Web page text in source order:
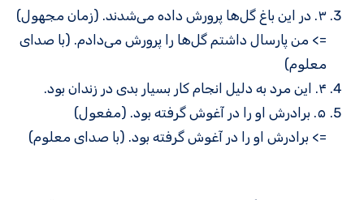
۳. در این باغ گل‌ها پرورش داده می‌شدند. (زمان مجهول)
=> من پارسال داشتم گل‌ها را پرورش می‌دادم. (با صدای
معلوم)
۴. این مرد به دلیل انجام کار بسیار بدی در زندان بود.
۵. برادرش او را در آغوش گرفته بود. (مفعول)
=> برادرش او را در آغوش گرفته بود. (با صدای معلوم)